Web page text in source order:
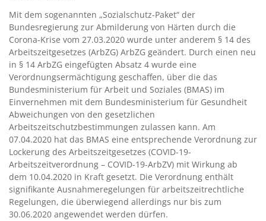
Mit dem sogenannten „Sozialschutz-Paket“ der
Bundesregierung zur Abmilderung von Härten durch die
Corona-Krise vom 27.03.2020 wurde unter anderem § 14 des
Arbeitszeitgesetzes (ArbZG) ArbZG geändert. Durch einen neu
in § 14 ArbZG eingefügten Absatz 4 wurde eine
Verordnungsermächtigung geschaffen, über die das
Bundesministerium für Arbeit und Soziales (BMAS) im
Einvernehmen mit dem Bundesministerium für Gesundheit
Abweichungen von den gesetzlichen
Arbeitszeitschutzbestimmungen zulassen kann. Am
07.04.2020 hat das BMAS eine entsprechende Verordnung zur
Lockerung des Arbeitszeitgesetzes (COVID-19-
Arbeitszeitverordnung – COVID-19-ArbZV) mit Wirkung ab
dem 10.04.2020 in Kraft gesetzt. Die Verordnung enthält
signifikante Ausnahmeregelungen für arbeitszeitrechtliche
Regelungen, die überwiegend allerdings nur bis zum
30.06.2020 angewendet werden dürfen.